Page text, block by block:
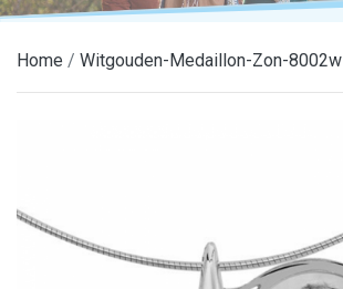
Home Witgouden-Medaillon-Zon-8002w